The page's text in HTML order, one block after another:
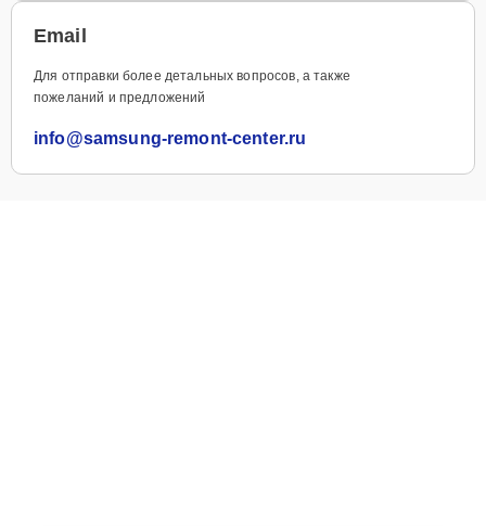
Email
Для отправки более детальных вопросов, а также
пожеланий и предложений
info@samsung-remont-center.ru